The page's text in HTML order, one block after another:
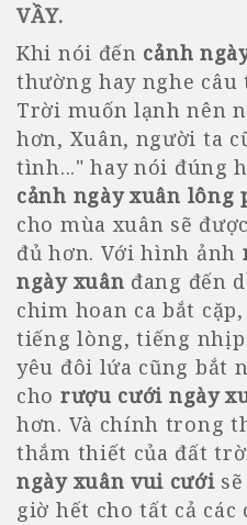
VẦY.
Khi nói đến cảnh
thường hay nghe câu
Trời muốn lạnh nên
hơn, Xuân, người ta
tình..." hay nói đúng
cảnh ngày xuân lông
cho mùa xuân sẽ
đủ hơn. Với hình ảnh
ngày xuân đang đến
chim hoan ca bắt
tiếng lòng, tiếng
yêu đôi lứa cũng bắt
cho rượu cưới ngày
hơn. Và chính trong
thắm thiết của đất
ngày xuân vui cướisẽ
giờ hết cho tất cả các